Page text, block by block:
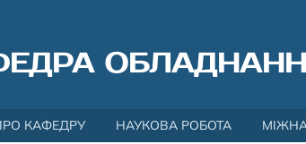
КАФЕДРУ НАУКОВА РОБОТА